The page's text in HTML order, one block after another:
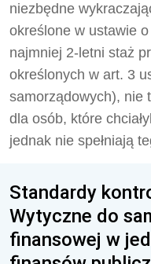
niezbędne
określone w ustawie
najmniej 2-letni staż
określonych w art. 3
samorządowych), nie
dla osób, które
jednak nie spełniają
Standardy
Wytyczne do
finansowej w